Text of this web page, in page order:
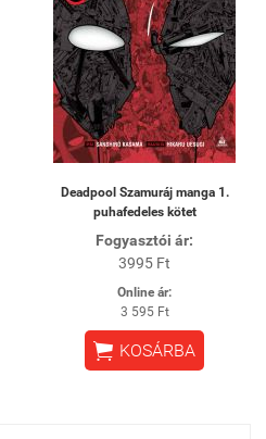
Deadpool Szamuráj manga 1.
puhafedeles kötet
Fogyasztói ár:
3995 Ft
Online ár:
3 595 Ft
 KOSÁRBA